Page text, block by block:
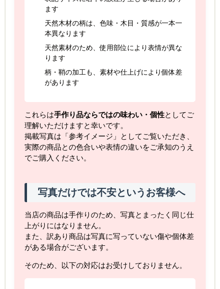
ます
天然木材の柄は、色味・木目・質感が一本一
本異なります
天然素材のため、使用部位により表情が異な
ります
柄・鞘の加工も、素材や仕上げにより個体差
があります
これらは手作り品ならではの味わい・個性としてご
理解いただけますと幸いです。
掲載写真は「参考イメージ」としてご覧いただき、
実際の商品との色合いや表情の違いをご承知のうえ
でご購入ください。
写真だけでは不安というお客様へ
当店の商品は手作りのため、写真とまったく同じ仕
上がりにはなりません。
また、訳あり商品は写真に写っていない傷や個体差
がある場合がございます。
そのため、以下の対応はお受けしておりません。